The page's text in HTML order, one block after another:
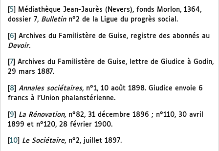
5
Médiathèque Jean-Jaurès (Nevers), fonds Morlon, 1364,
dossier 7, Bulletin n°2 de la Ligue du progrès social.
[6] Archives du Familistère de Guise, registre des abonnés au
Devoir.
7
Archives du Familistère de Guise, lettre de Giudice à Godin,
29 mars 1887.
8 Annales sociétaires, n°1, 10 août 1898. Giudice envoie 6
francs à l’Union phalanstérienne.
[9] La Rénovation, n°82, 31 décembre 1896 ; n°110, 30 avril
1899 et n°120, 28 février 1900.
10 Le Sociétaire, n°2, juillet 1897.